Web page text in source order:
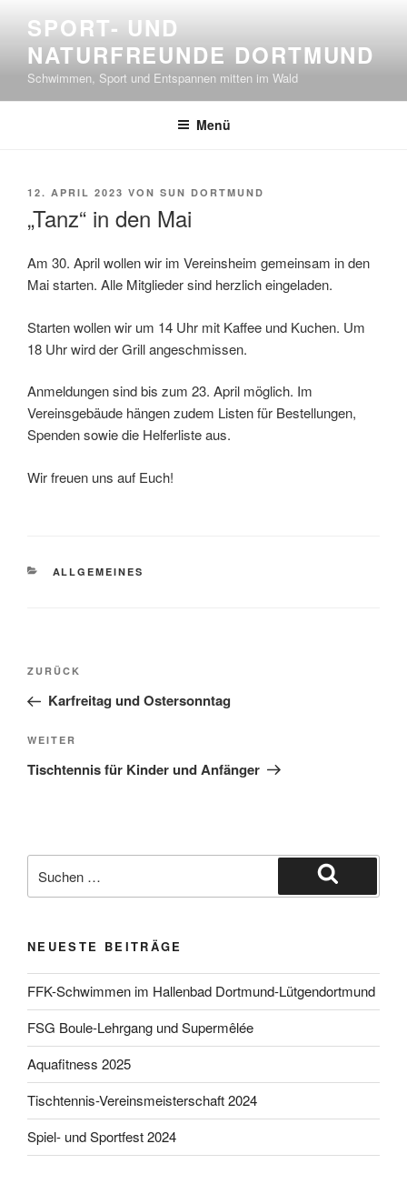
Inhalt
springen
SPORT- UND
NATURFREUNDE DORTMUND
Schwimmen, Sport und Entspannen mitten im Wald
Menü
VERÖFFENTLICHT
12. APRIL 2023 VON SUN DORTMUND
„Tanz“ in den Mai
Am 30. April wollen wir im Vereinsheim gemeinsam in den
Mai starten. Alle Mitglieder sind herzlich eingeladen.
Starten wollen wir um 14 Uhr mit Kaffee und Kuchen. Um
18 Uhr wird der Grill angeschmissen.
Anmeldungen sind bis zum 23. April möglich. Im
Vereinsgebäude hängen zudem Listen für Bestellungen,
Spenden sowie die Helferliste aus.
Wir freuen uns auf Euch!
KATEGORIEN
ALLGEMEINES
Beitragsnavigation
Vorheriger
Beitrag
ZURÜCK
Karfreitag und Ostersonntag
Nächster
Beitrag
WEITER
Tischtennis für Kinder und Anfänger
nach:
Suchen
NEUESTE BEITRÄGE
FFK-Schwimmen im Hallenbad Dortmund-Lütgendortmund
FSG Boule-Lehrgang und Supermêlée
Aquafitness 2025
Tischtennis-Vereinsmeisterschaft 2024
Spiel- und Sportfest 2024